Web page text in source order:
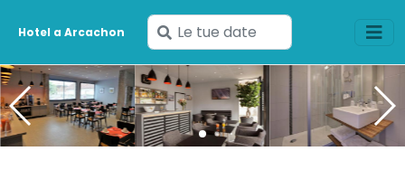
Hotel a Arcachon
Inserisci
le
tue
date